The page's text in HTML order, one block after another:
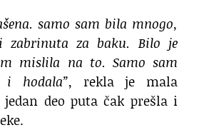
samo sam bila mnogo,
zabrinuta za baku. Bilo je
mislila na to. Samo sam
i hodala”, rekla je mala
deo puta čak prešla i